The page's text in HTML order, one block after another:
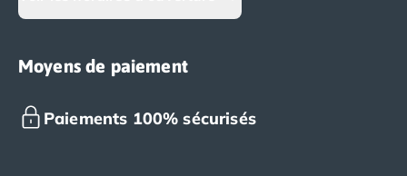
Moyens de paiement
Paiements 100% sécurisés